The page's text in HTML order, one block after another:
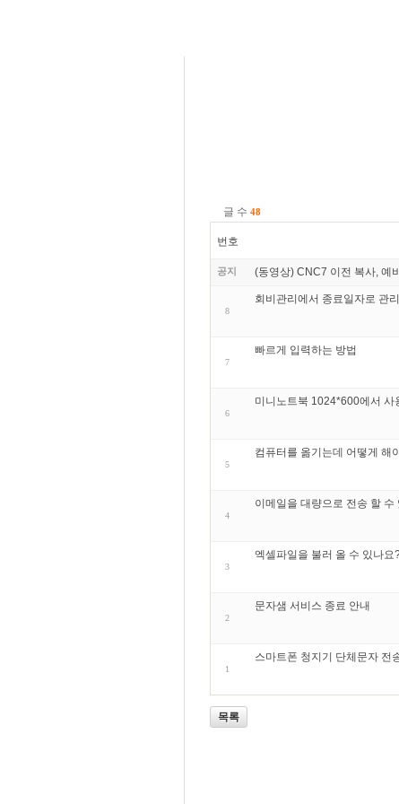
글 수 48
번호
공지 (동영상) CNC7 이전 복사, 예
8
회비관리에서 종료일자로 관
7
빠르게 입력하는 방법
6
미니노트북 1024*600에서 사
5
컴퓨터를 옮기는데 어떻게 해
4
이메일을 대량으로 전송 할 수
3
엑셀파일을 불러 올 수 있나요
2
문자샘 서비스 종료 안내
1
스마트폰 청지기 단체문자 전
목록